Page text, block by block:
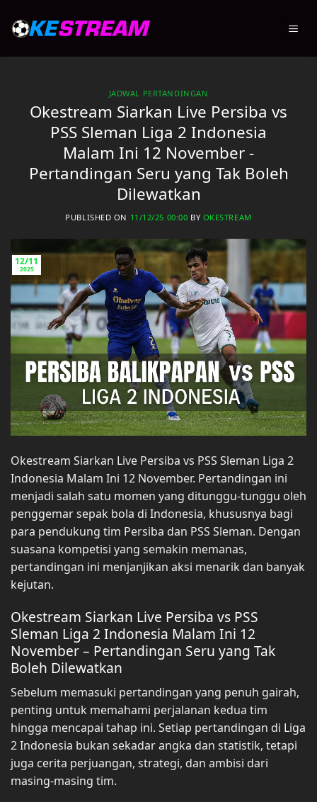
JADWAL PERTANDINGAN
Okestream Siarkan Live Persiba vs
PSS Sleman Liga 2 Indonesia
Malam Ini 12 November -
Pertandingan Seru yang Tak Boleh
Dilewatkan
PUBLISHED ON 11/12/25 00:00 BY OKESTREAM
12/11
2025
Okestream Siarkan Live Persiba vs PSS Sleman Liga 2
Indonesia Malam Ini 12 November. Pertandingan ini
menjadi salah satu momen yang ditunggu-tunggu oleh
penggemar sepak bola di Indonesia, khususnya bagi
para pendukung tim Persiba dan PSS Sleman. Dengan
suasana kompetisi yang semakin memanas,
pertandingan ini menjanjikan aksi menarik dan banyak
kejutan.
Okestream Siarkan Live Persiba vs PSS
Sleman Liga 2 Indonesia Malam Ini 12
November – Pertandingan Seru yang Tak
Boleh Dilewatkan
Sebelum memasuki pertandingan yang penuh gairah,
penting untuk memahami perjalanan kedua tim
hingga mencapai tahap ini. Setiap pertandingan di Liga
2 Indonesia bukan sekadar angka dan statistik, tetapi
juga cerita perjuangan, strategi, dan ambisi dari
masing-masing tim.